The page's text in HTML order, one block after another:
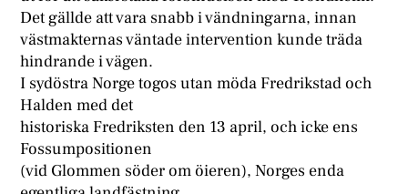
Det gällde att vara snabb i vändningarna, innan
västmakternas väntade intervention kunde träda
hindrande i vägen.
I sydöstra Norge togos utan möda Fredrikstad och
Halden med det
historiska Fredriksten den 13 april, och icke ens
Fossumpositionen
(vid Glommen söder om öieren), Norges enda